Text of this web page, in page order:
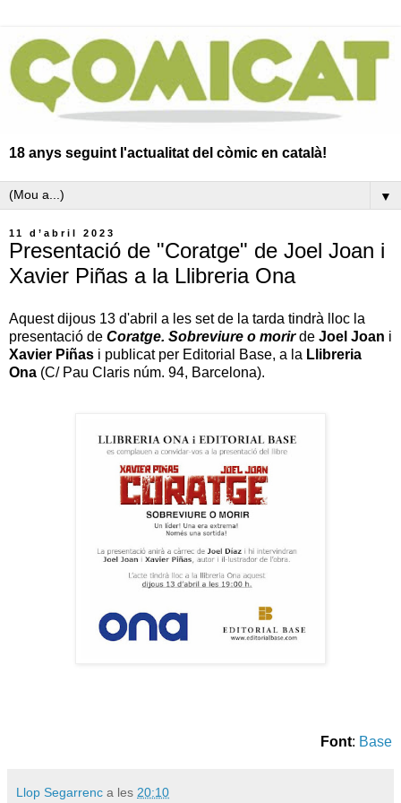
18 anys seguint l'actualitat del còmic en català!
▼
11 d’abril 2023
Presentació de "Coratge" de Joel Joan i
Xavier Piñas a la Llibreria Ona
Aquest dijous 13 d'abril a les set de la tarda tindrà lloc la
presentació de Coratge. Sobreviure o morirde Joel Joan i
Xavier Piñas i publicat per Editorial Base, a la Llibreria
Ona (C/ Pau Claris núm. 94, Barcelona).
Font: Base
Llop Segarrenc a les 20:10